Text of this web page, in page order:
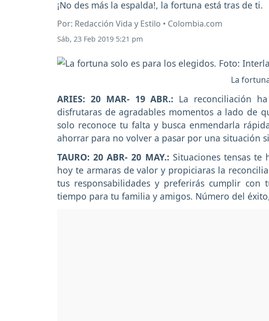
¡No des más la espalda!, la fortuna está tras de ti.
Por: Redacción Vida y Estilo • Colombia.com
Sáb, 23 Feb 2019 5:21 pm
La
ARIES: 20 MAR- 19 ABR.: La reconciliación
disfrutaras de agradables momentos a lado de
solo reconoce tu falta y busca enmendarla
ahorrar para no volver a pasar por una situación
TAURO: 20 ABR- 20 MAY.: Situaciones tensas te
hoy te armaras de valor y propiciaras la
tus responsabilidades y preferirás cumplir con
tiempo para tu familia y amigos. Número del